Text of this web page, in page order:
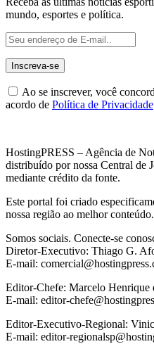
mundo, esportes e política.
Ao se inscrever, você
acordo de Política de Privacidade
HostingPRESS – Agência de
distribuído por nossa Central de
mediante crédito da fonte.
Este portal foi criado
nossa região ao melhor
Somos sociais. Conecte-se
Diretor-Executivo: Thiago G.
E-mail:
Editor-Chefe: Marcelo Henrique
E-mail: editor-
Editor-Executivo-Regional:
E-mail: editor-